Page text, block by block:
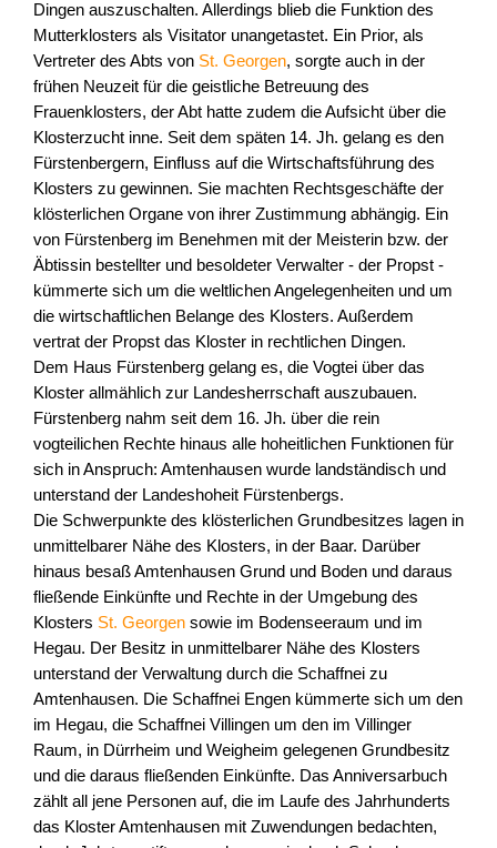
Dingen auszuschalten. Allerdings blieb die Funktion des
Mutterklosters als Visitator unangetastet. Ein Prior, als
Vertreter des Abts von St. Georgen, sorgte auch in der
frühen Neuzeit für die geistliche Betreuung des
Frauenklosters, der Abt hatte zudem die Aufsicht über die
Klosterzucht inne. Seit dem späten 14. Jh. gelang es den
Fürstenbergern, Einfluss auf die Wirtschaftsführung des
Klosters zu gewinnen. Sie machten Rechtsgeschäfte der
klösterlichen Organe von ihrer Zustimmung abhängig. Ein
von Fürstenberg im Benehmen mit der Meisterin bzw. der
Äbtissin bestellter und besoldeter Verwalter - der Propst -
kümmerte sich um die weltlichen Angelegenheiten und um
die wirtschaftlichen Belange des Klosters. Außerdem
vertrat der Propst das Kloster in rechtlichen Dingen.
Dem Haus Fürstenberg gelang es, die Vogtei über das
Kloster allmählich zur Landesherrschaft auszubauen.
Fürstenberg nahm seit dem 16. Jh. über die rein
vogteilichen Rechte hinaus alle hoheitlichen Funktionen für
sich in Anspruch: Amtenhausen wurde landständisch und
unterstand der Landeshoheit Fürstenbergs.
Die Schwerpunkte des klösterlichen Grundbesitzes lagen in
unmittelbarer Nähe des Klosters, in der Baar. Darüber
hinaus besaß Amtenhausen Grund und Boden und daraus
fließende Einkünfte und Rechte in der Umgebung des
Klosters St. Georgen sowie im Bodenseeraum und im
Hegau. Der Besitz in unmittelbarer Nähe des Klosters
unterstand der Verwaltung durch die Schaffnei zu
Amtenhausen. Die Schaffnei Engen kümmerte sich um den
im Hegau, die Schaffnei Villingen um den im Villinger
Raum, in Dürrheim und Weigheim gelegenen Grundbesitz
und die daraus fließenden Einkünfte. Das Anniversarbuch
zählt all jene Personen auf, die im Laufe des Jahrhunderts
das Kloster Amtenhausen mit Zuwendungen bedachten,